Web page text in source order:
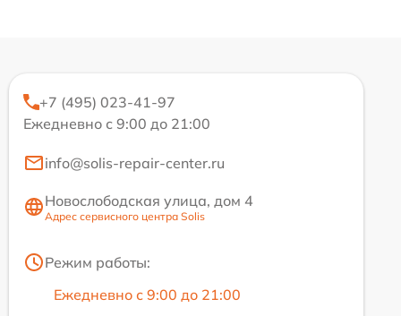
+7 (495) 023-41-97
Ежедневно с 9:00 до 21:00
info@solis-repair-center.ru
Новослободская улица, дом 4
Адрес сервисного центра Solis
Режим работы:
Ежедневно с 9:00 до 21:00